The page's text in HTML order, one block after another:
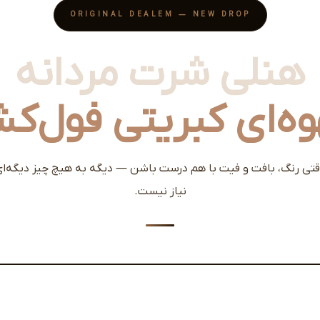
ORIGINAL DEALEM — NEW DROP
هنلی شرت مردانه
کبریتی
رنگ، بافت و فیت با هم درست باشن — دیگه به هیچ چیز
نیاز نیست.